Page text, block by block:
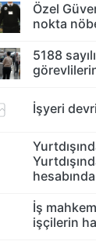
Özel
nokta
5188
İşyeri
hesabında
İş
işçilerin